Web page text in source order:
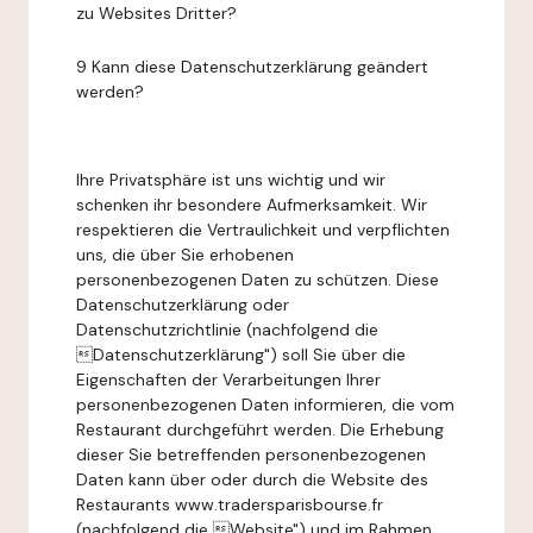
zu Websites Dritter?
9 Kann diese Datenschutzerklärung geändert
werden?
Ihre Privatsphäre ist uns wichtig und wir
schenken ihr besondere Aufmerksamkeit. Wir
respektieren die Vertraulichkeit und verpflichten
uns, die über Sie erhobenen
personenbezogenen Daten zu schützen. Diese
Datenschutzerklärung oder
Datenschutzrichtlinie (nachfolgend die
Datenschutzerklärung") soll Sie über die
Eigenschaften der Verarbeitungen Ihrer
personenbezogenen Daten informieren, die vom
Restaurant durchgeführt werden. Die Erhebung
dieser Sie betreffenden personenbezogenen
Daten kann über oder durch die Website des
Restaurants www.tradersparisbourse.fr